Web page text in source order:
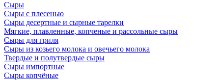
Сыры
Сыры с плесенью
Сыры десертные и сырные тарелки
Мягкие, плавленные, копченые и рассольные сыры
Сыры для гриля
Сыры из козьего молока и овечьего молока
Твердые и полутвердые сыры
Сыры импортные
Сыры копчёные